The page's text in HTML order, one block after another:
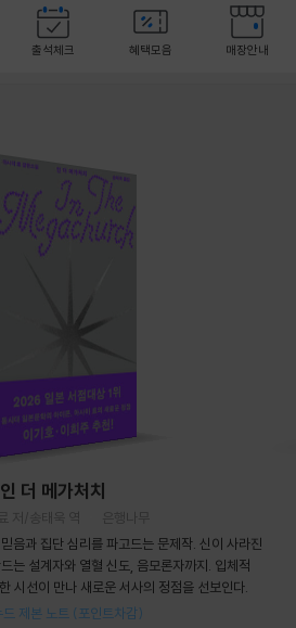
출석체크 혜택모음 매장안내
인 더 메가처치
저/송태욱 역
은행나무
음과 집단 심리를 파고드는 문제작. 신이 사라진
는 설계자와 열혈 신도, 음모론자까지. 입체적
시선이 만나 새로운 서사의 정점을 선보인다.
드 제본 노트 (포인트차감)